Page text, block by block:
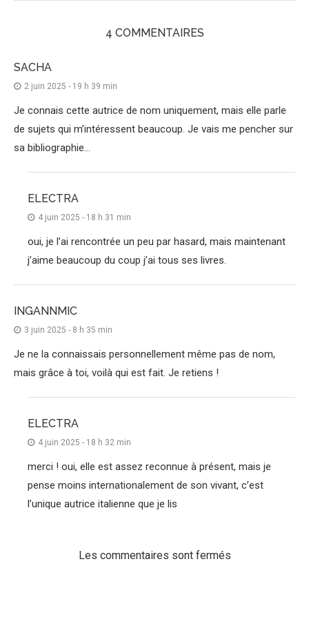
4 COMMENTAIRES
SACHA
2 juin 2025 - 19 h 39 min
Je connais cette autrice de nom uniquement, mais elle parle
de sujets qui m’intéressent beaucoup. Je vais me pencher sur
sa bibliographie…
ELECTRA
4 juin 2025 - 18 h 31 min
oui, je l’ai rencontrée un peu par hasard, mais maintenant
j’aime beaucoup du coup j’ai tous ses livres.
INGANNMIC
3 juin 2025 - 8 h 35 min
Je ne la connaissais personnellement même pas de nom,
mais grâce à toi, voilà qui est fait. Je retiens !
ELECTRA
4 juin 2025 - 18 h 32 min
merci ! oui, elle est assez reconnue à présent, mais je
pense moins internationalement de son vivant, c’est
l’unique autrice italienne que je lis
Les commentaires sont fermés